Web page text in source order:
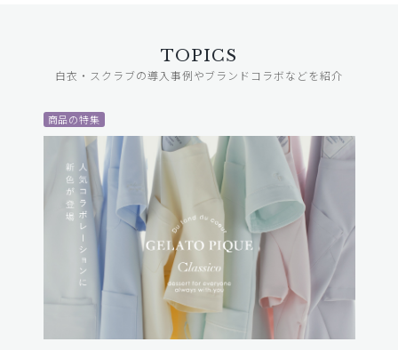
TOPICS
白衣・スクラブの導入事例やブランドコラボなどを紹介
商品の特集